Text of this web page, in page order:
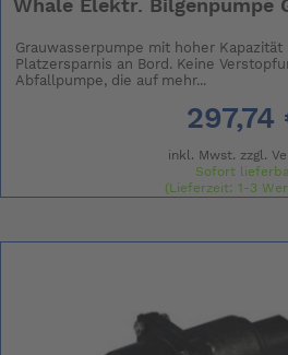
Whale Elektr. Bilgenpumpe
Grauwasserpumpe mit hoher
Platzersparnis an Bord. Keine
Abfallpumpe, die auf mehr...
297,74
inkl. Mwst. zzgl.
Sofort
(Lieferzeit: 1-3